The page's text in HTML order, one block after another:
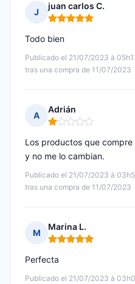
J
juan carlos C.
Nota: 5 de 5
Publicado el 21/07/2023 à
tras una compra de 11/07/2023
Todo bien
A
Adrián
Nota: 1 de 5
Publicado el 21/07/2023 à
tras una compra de 11/07/2023
Los productos que
y no me lo cambian.
M
Marina L.
Nota: 5 de 5
Publicado el 21/07/2023 à
Perfecta